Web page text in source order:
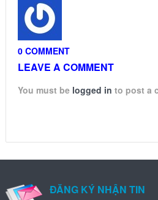
0 COMMENT
LEAVE A COMMENT
You must be logged in to post a
ĐĂNG KÝ NHẬN TIN